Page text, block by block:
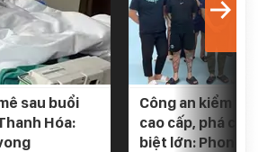
sau buổi
Hóa:
Công an kiểm tra 5
cao cấp, phá
biệt lớn: Phong tỏa